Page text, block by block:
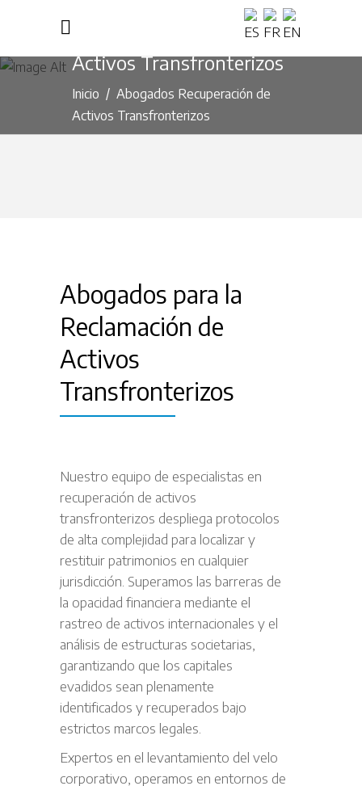
Abogados Recuperación de
Activos Transfronterizos
Inicio / Abogados Recuperación de
Activos Transfronterizos
Abogados para la
Reclamación de
Activos
Transfronterizos
Nuestro equipo de especialistas en
recuperación de activos
transfronterizos despliega protocolos
de alta complejidad para localizar y
restituir patrimonios en cualquier
jurisdicción. Superamos las barreras de
la opacidad financiera mediante el
rastreo de activos internacionales y el
análisis de estructuras societarias,
garantizando que los capitales
evadidos sean plenamente
identificados y recuperados bajo
estrictos marcos legales.
Expertos en el levantamiento del velo
corporativo, operamos en entornos de